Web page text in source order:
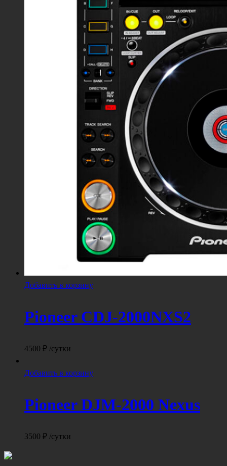
Добавить в корзину
Pioneer CDJ-2000NXS2
4500 ₽ /сутки
Добавить в корзину
Pioneer DJM-2000 Nexus
3500 ₽ /сутки